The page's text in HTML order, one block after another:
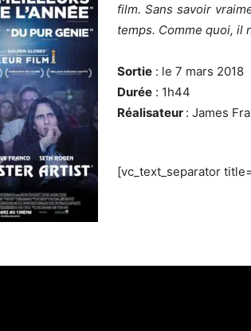
film. Sans savoir
temps. Comme quoi, il
Sortie : le 7 mars 2018
Durée : 1h44
Réalisateur : James
[vc_text_separator